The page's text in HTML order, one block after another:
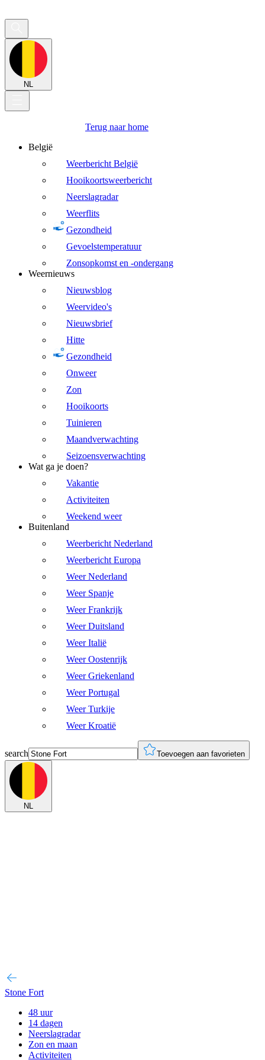
NL
Terug naar home
België
Weerbericht België
Hooikoortsweerbericht
Neerslagradar
Weerflits
Gezondheid
Gevoelstemperatuur
Zonsopkomst en -ondergang
Weernieuws
Nieuwsblog
Weervideo's
Nieuwsbrief
Hitte
Gezondheid
Onweer
Zon
Hooikoorts
Tuinieren
Maandverwachting
Seizoensverwachting
Wat ga je doen?
Vakantie
Activiteiten
Weekend weer
Buitenland
Weerbericht Nederland
Weerbericht Europa
Weer Nederland
Weer Spanje
Weer Frankrijk
Weer Duitsland
Weer Italië
Weer Oostenrijk
Weer Griekenland
Weer Portugal
Weer Turkije
Weer Kroatië
search Toevoegen aan favorieten
NL
Stone Fort
48 uur
14 dagen
Neerslagradar
Zon en maan
Activiteiten